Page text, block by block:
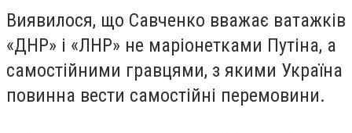
Виявилося, що Савченко вважає ватажків
«ДНР» і «ЛНР» не маріонетками Путіна, а
самостійними гравцями, з якими Україна
повинна вести самостійні перемовини.